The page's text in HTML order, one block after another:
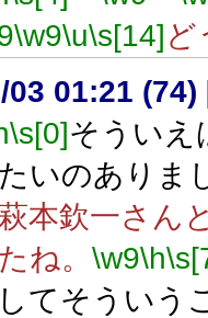
\w9\u\s[14] ど
03 01:21 (74)
\s[0]そういえ
いのありま
本欽一さん
ね。 \w9\h
てそういう